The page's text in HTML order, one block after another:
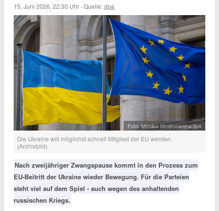
15. Juni 2026, 22:30 Uhr ·Quelle:dpa
Foto: Monika Skolimowska/dpa
Die Ukraine will möglichst schnell Mitglied der EU werden.
(Archivbild)
Nach zweijähriger Zwangspause kommt in den Prozess zum
EU-Beitritt der Ukraine wieder Bewegung. Für die Parteien
steht viel auf dem Spiel - auch wegen des anhaltenden
russischen Kriegs.